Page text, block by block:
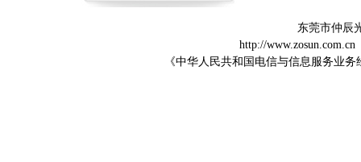
东莞市仲辰
http://www.zosun.com.cn
《中华人民共和国电信与信息服务业